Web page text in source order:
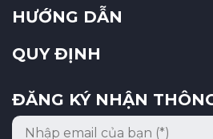
HƯỚNG DẪN
QUY ĐỊNH
ĐĂNG KÝ NHẬN